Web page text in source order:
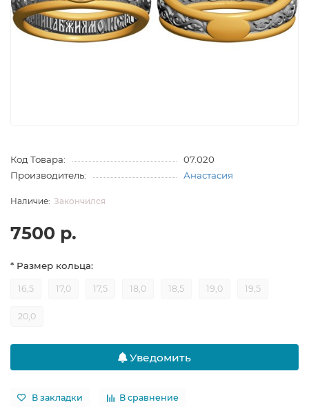
Код Товара:
07.020
Производитель:
Анастасия
Закончился
7500 р.
* Размер кольца:
16,5 17,0 17,5 18,0 18,5 19,0 19,5
20,0
Уведомить
В закладки В сравнение